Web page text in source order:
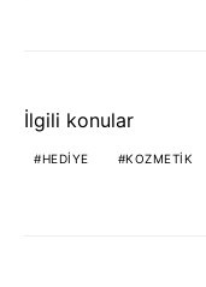
İlgili konular
HEDIYE KOZMETIK